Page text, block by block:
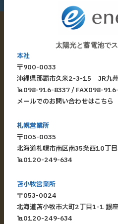
太陽光と蓄電池で
本社
〒900-0033
沖縄県那覇市久米2-3-15 JR九
​℡098-916-8337/ FAX098-
メールでのお問い合わせはこちら
札幌営業所
〒005-0035
北海道札幌市南区南35条西10丁
℡0120-249-634
苫小牧営業所
〒053-0024
北海道苫小牧市大町2丁目1-1 銀
℡0120-249-634